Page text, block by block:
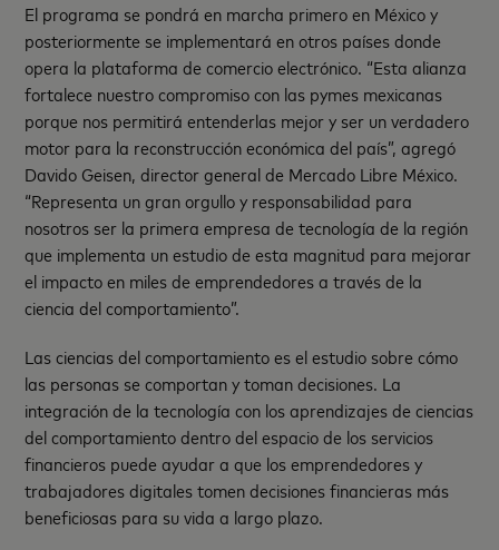
El programa se pondrá en marcha primero en México y
posteriormente se implementará en otros países donde
opera la plataforma de comercio electrónico. “Esta alianza
fortalece nuestro compromiso con las pymes mexicanas
porque nos permitirá entenderlas mejor y ser un verdadero
motor para la reconstrucción económica del país”, agregó
Davido Geisen, director general de Mercado Libre México.
“Representa un gran orgullo y responsabilidad para
nosotros ser la primera empresa de tecnología de la región
que implementa un estudio de esta magnitud para mejorar
el impacto en miles de emprendedores a través de la
ciencia del comportamiento”.
Las ciencias del comportamiento es el estudio sobre cómo
las personas se comportan y toman decisiones. La
integración de la tecnología con los aprendizajes de ciencias
del comportamiento dentro del espacio de los servicios
financieros puede ayudar a que los emprendedores y
trabajadores digitales tomen decisiones financieras más
beneficiosas para su vida a largo plazo.